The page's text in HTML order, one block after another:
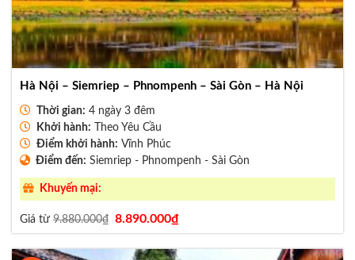
Hà Nội – Siemriep – Phnompenh – Sài Gòn – Hà Nội
Thời gian: 4 ngày 3 đêm
Khởi hành: Theo Yêu Cầu
Điểm khởi hành: Vĩnh Phúc
Điểm đến: Siemriep - Phnompenh - Sài Gòn
Khuyến mại:
Giá từ9.880.000₫
Giá
là:
9.880.000₫.
8.890.000₫Giá
hiện
tại
là:
8.890.000₫.